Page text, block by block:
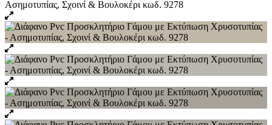
Ασημοτυπίας, Σχοινί & Βουλοκέρι κωδ. 9278